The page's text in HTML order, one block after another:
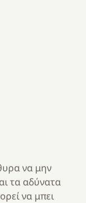
να μην
τα αδύνατα
να μπει